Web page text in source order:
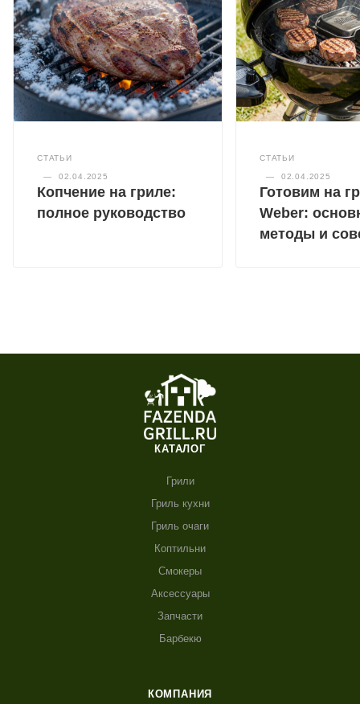
СТАТЬИ
— 02.04.2025
Копчение на гриле:
полное руководство
СТАТЬИ
— 02.04.2025
Готовим на
Weber:
методы и
КАТАЛОГ
Грили
Гриль кухни
Гриль очаги
Коптильни
Смокеры
Аксессуары
Запчасти
Барбекю
КОМПАНИЯ